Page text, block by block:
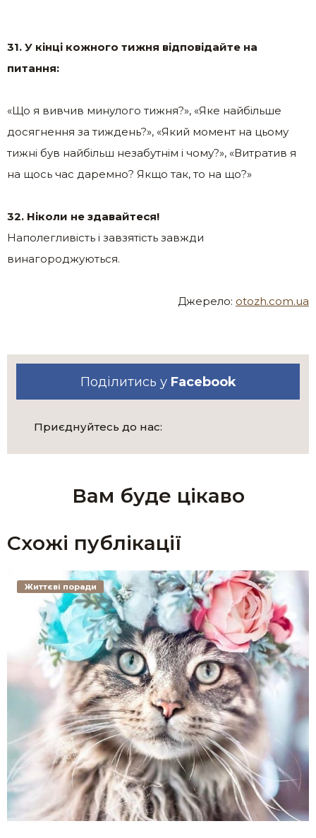
31. У кінці кожного тижня відповідайте на
питання:
«Що я вивчив минулого тижня?», «Яке найбільше
досягнення за тиждень?», «Який момент на цьому
тижні був найбільш незабутнім і чому?», «Витратив я
на щось час даремно? Якщо так, то на що?»
32. Ніколи не здавайтеся!
Наполегливість і завзятість завжди
винагороджуються.
Джерело: otozh.com.ua
Поділитись у Facebook
Приєднуйтесь до нас:
Вам буде цікаво
Схожі публікації
Життєві поради